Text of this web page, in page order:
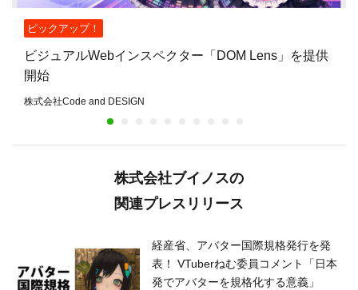
ピックアップ！
ビジュアルWebインスペクター「DOM Lens」を提供
開始
株式会社Code and DESIGN
株式会社ブイノスの
関連プレスリリース
経産省、アバター国際規格発行を発
表！ VTuberねむ委員コメント「日本
発でアバターを規格化する意義」